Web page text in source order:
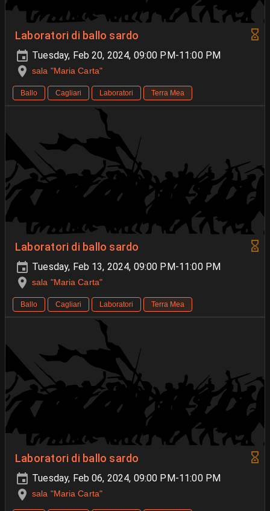
Laboratori di ballo sardo
Tuesday, Feb 20, 2024, 09:00 PM-11:00 PM
sala "Maria Carta"
Ballo Cagliari Laboratori Terra Mea
Laboratori di ballo sardo
Tuesday, Feb 13, 2024, 09:00 PM-11:00 PM
sala "Maria Carta"
Ballo Cagliari Laboratori Terra Mea
Laboratori di ballo sardo
Tuesday, Feb 06, 2024, 09:00 PM-11:00 PM
sala "Maria Carta"